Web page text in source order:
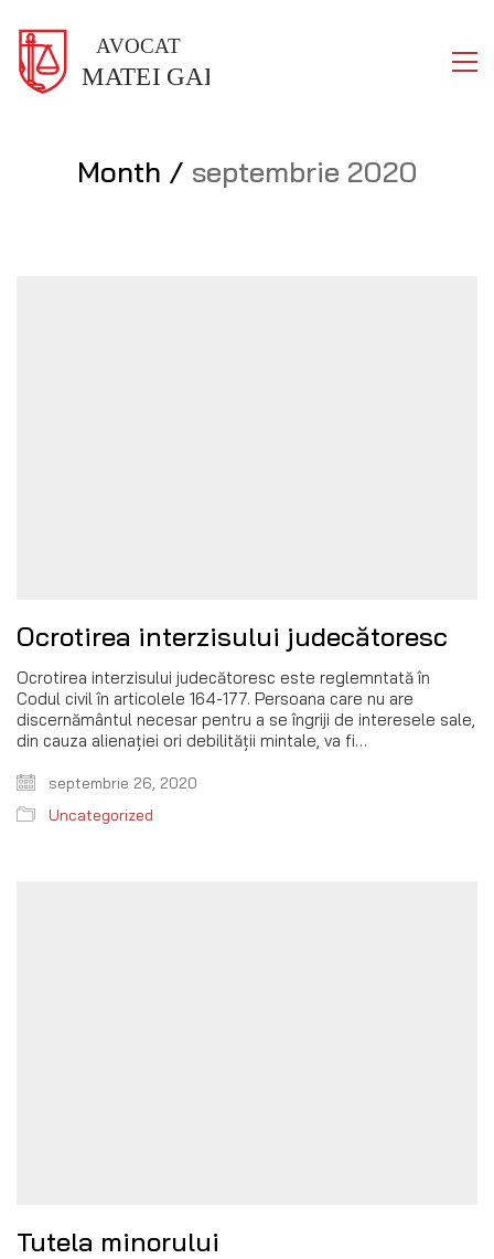
Month / septembrie 2020
Ocrotirea interzisului judecătoresc
Ocrotirea interzisului judecătoresc este reglemntată în
Codul civil în articolele 164-177. Persoana care nu are
discernământul necesar pentru a se îngriji de interesele sale,
din cauza alienației ori debilității mintale, va fi…
septembrie 26, 2020
Uncategorized
Tutela minorului